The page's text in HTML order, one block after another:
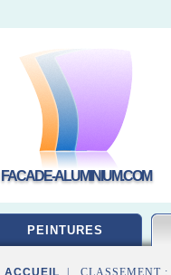
FACADE-ALUMINIUM.COM
PEINTURES
ACCUEIL | CLASSEMENT :